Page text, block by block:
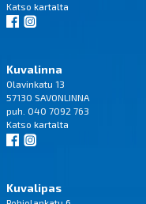
Katso kartalta
Kuvalinna
Olavinkatu 13
57130 SAVONLINNA
puh. 040 7092 763
Katso kartalta
Kuvalipas